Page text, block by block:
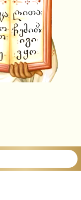
2023
2022
2021
2020
2019
2018